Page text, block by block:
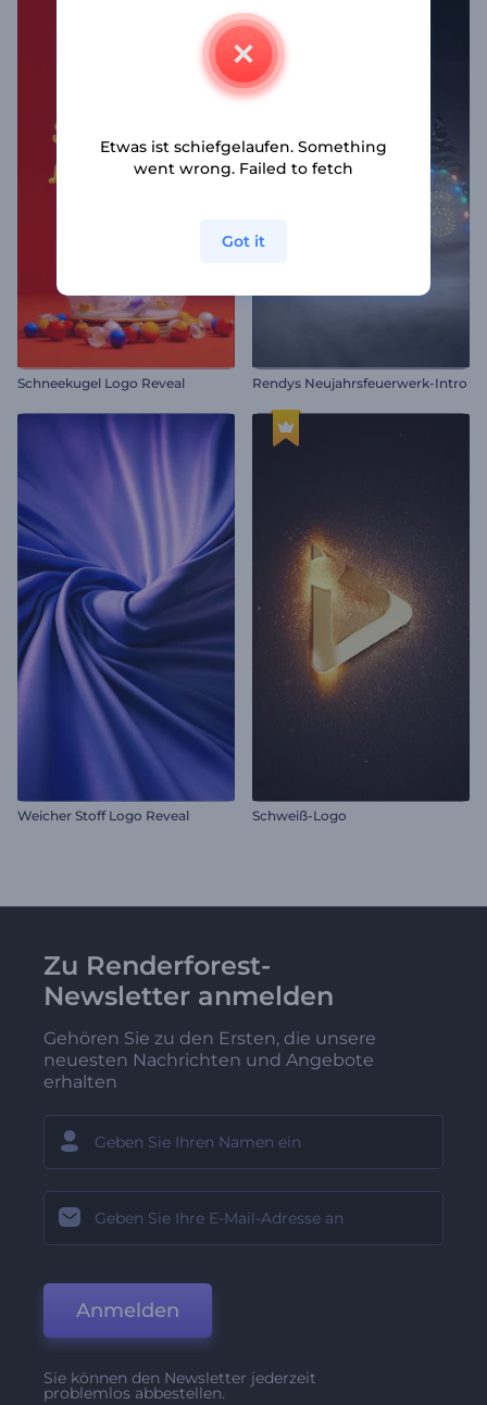
Schneekugel Logo Reveal Rendys Neujahrsfeuerwerk-Intro
Weicher Stoff Logo Reveal Schweiß-Logo
Zu Renderforest-
Newsletter anmelden
Gehören Sie zu den Ersten, die unsere
neuesten Nachrichten und Angebote
erhalten
Anmelden
Sie können den Newsletter jederzeit
problemlos abbestellen.
Etwas ist schiefgelaufen. Something
went wrong. Failed to fetch
Got it